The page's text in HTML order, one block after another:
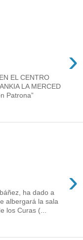
›
EL CENTRO
LA MERCED
Patrona”
›
ha dado a
albergará la sala
los Curas (...